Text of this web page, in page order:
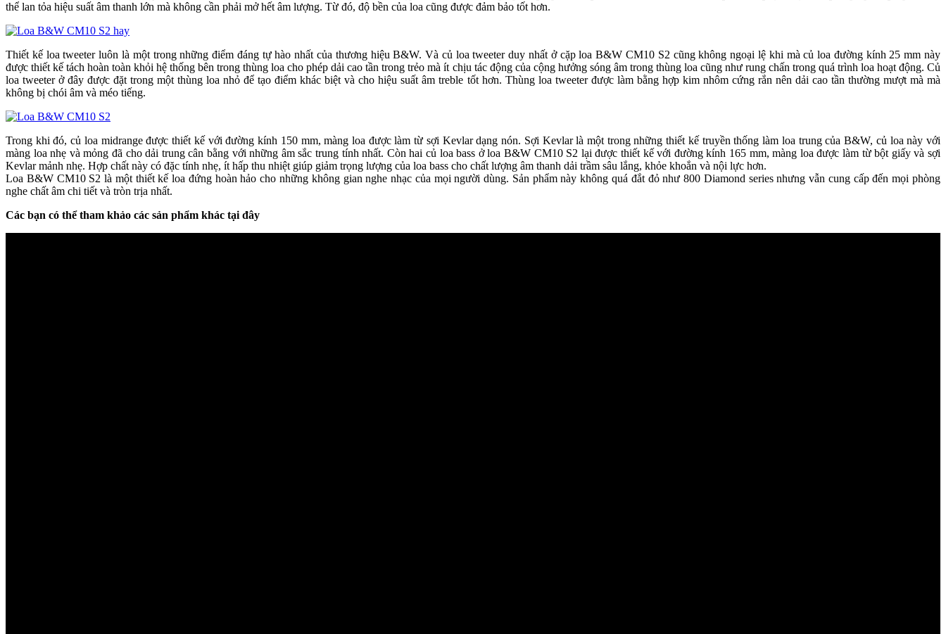
thể lan tỏa hiệu suất âm thanh lớn mà không cần phải mở hết âm lượng. Từ đó, độ bền của loa cũng được đảm bảo tốt hơn.
Thiết kế loa tweeter luôn là một trong những điểm đáng tự hào nhất của thương hiệu B&W. Và củ loa tweeter duy nhất ở cặp loa B&W CM10 S2 cũng không ngoại lệ khi mà củ loa đường kính 25 mm này
được thiết kế tách hoàn toàn khỏi hệ thống bên trong thùng loa cho phép dải cao tần trong trẻo mà ít chịu tác động của cộng hưởng sóng âm trong thùng loa cũng như rung chấn trong quá trình loa hoạt động. Củ
loa tweeter ở đây được đặt trong một thùng loa nhỏ để tạo điểm khác biệt và cho hiệu suất âm treble tốt hơn. Thùng loa tweeter được làm bằng hợp kim nhôm cứng rắn nên dải cao tần thường mượt mà mà
không bị chói âm và méo tiếng.
Trong khi đó, củ loa midrange được thiết kế với đường kính 150 mm, màng loa được làm từ sợi Kevlar dạng nón. Sợi Kevlar là một trong những thiết kế truyền thống làm loa trung của B&W, củ loa này với
màng loa nhẹ và mỏng đã cho dải trung cân bằng với những âm sắc trung tính nhất. Còn hai củ loa bass ở loa B&W CM10 S2 lại được thiết kế với đường kính 165 mm, màng loa được làm từ bột giấy và sợi
Kevlar mảnh nhẹ. Hợp chất này có đặc tính nhẹ, ít hấp thu nhiệt giúp giảm trọng lượng của loa bass cho chất lượng âm thanh dải trầm sâu lắng, khỏe khoắn và nội lực hơn.
Loa B&W CM10 S2 là một thiết kế loa đứng hoàn hảo cho những không gian nghe nhạc của mọi người dùng. Sản phẩm này không quá đắt đỏ như 800 Diamond series nhưng vẫn cung cấp đến mọi phòng
nghe chất âm chi tiết và tròn trịa nhất.
Các bạn có thể tham khảo các sản phẩm khác tại đây